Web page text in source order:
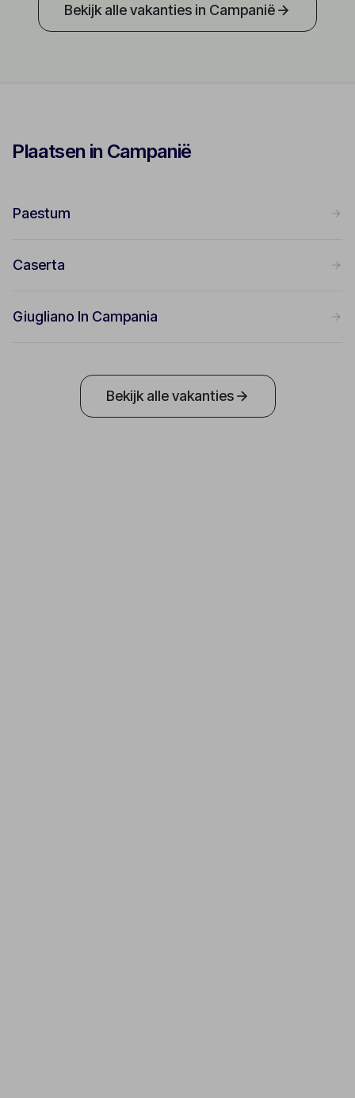
Bekijk alle vakanties in Campanië
Plaatsen in Campanië
Paestum
Caserta
Giugliano In Campania
Bekijk alle vakanties